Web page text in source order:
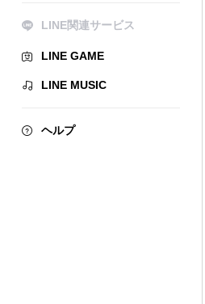
LINE関連サービス
LINE GAME
LINE MUSIC
ヘルプ